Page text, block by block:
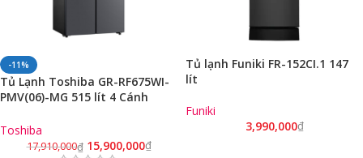
-11%
Tủ Lạnh Toshiba GR-RF675WI-
PMV(06)-MG 515 lít 4 Cánh
Toshiba
17,910,000₫ 15,900,000₫
Tủ lạnh Funiki FR-152CI.1 147
lít
Funiki
3,990,000₫